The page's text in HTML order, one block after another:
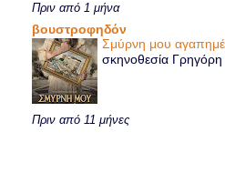
Πριν από 1 μήνα
βουστροφηδόν
Σμύρνη μου
σκηνοθεσία Γρηγόρη
Πριν από 11 μήνες